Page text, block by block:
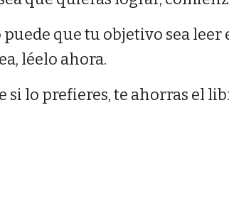
que tu objetivo sea
léelo ahora.
si lo prefieres, te ahorras el